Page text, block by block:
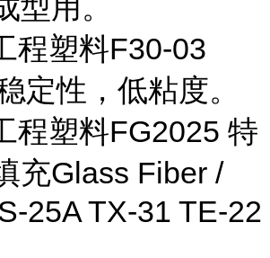
型用。
程塑料F30-03
定性，低粘度。
程塑料FG2025 特
充Glass Fiber /
25A TX-31 TE-22